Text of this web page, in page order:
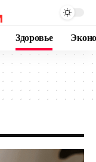
Здоровье